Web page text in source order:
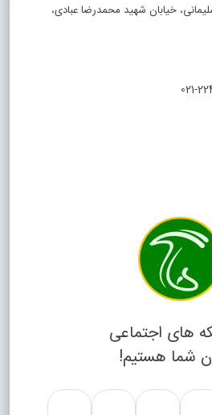
خیابان شهید محمدرضا عبادی،
های اجتماعی
شما هستیم!